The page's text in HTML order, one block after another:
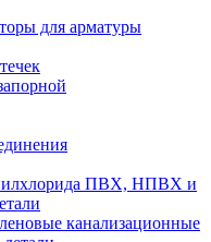
для арматуры
ПВХ, НПВХ и
канализационные